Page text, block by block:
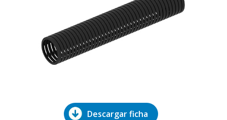
Descargar ficha